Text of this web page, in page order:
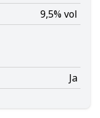
9,5% vol
Ja